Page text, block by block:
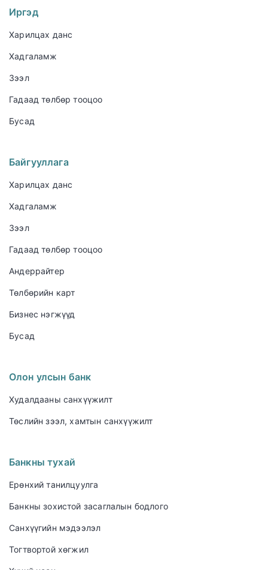
Иргэд
Харилцах данс
Хадгаламж
Зээл
Гадаад төлбөр тооцоо
Бусад
Байгууллага
Харилцах данс
Хадгаламж
Зээл
Гадаад төлбөр тооцоо
Андеррайтер
Төлбөрийн карт
Бизнес нэгжүүд
Бусад
Олон улсын банк
Худалдааны санхүүжилт
Төслийн зээл, хамтын санхүүжилт
Банкны тухай
Ерөнхий танилцуулга
Банкны зохистой засаглалын бодлого
Санхүүгийн мэдээлэл
Тогтвортой хөгжил